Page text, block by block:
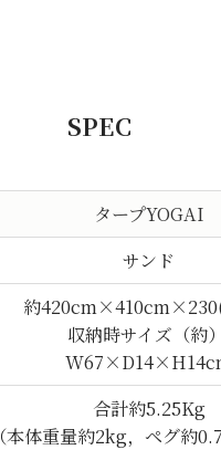
SPEC
タープYOGAI
サンド
約
収納時サイズ（約
合計約5.25Kg
（本体重量約2kg，ペグ約